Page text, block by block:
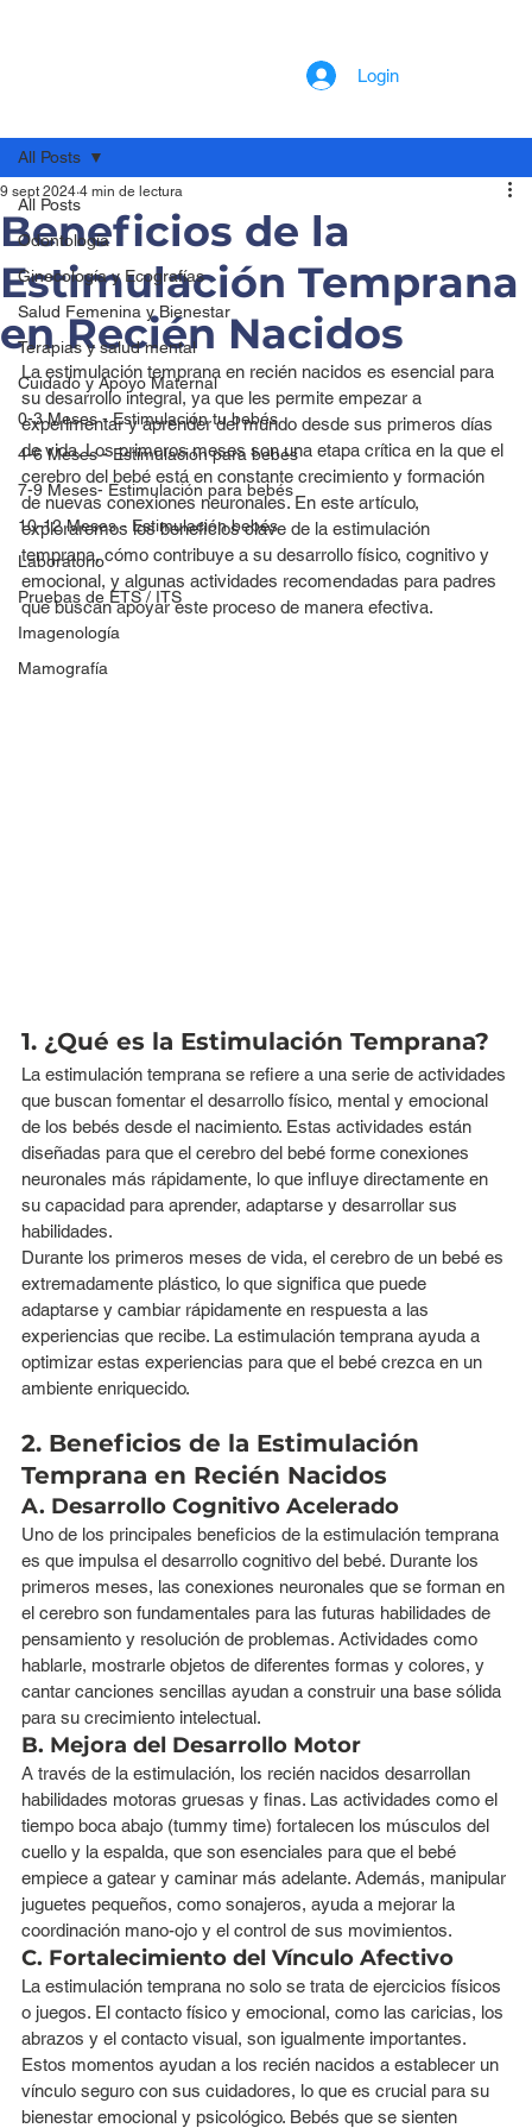
Login
All Posts
Odontología
Ginecología y Ecografías
Salud Femenina y Bienestar
Terapias y salud mental
Cuidado y Apoyo Maternal
0-3 Meses - Estimulación tu bebés
4-6 Meses - Estimulación para bebés
7-9 Meses- Estimulación para bebés
10-12 Meses - Estimulación bebés
Laboratorio
Pruebas de ETS / ITS
Imagenología
Mamografía
All Posts
Beneficios de la
Estimulación Temprana
en Recién Nacidos
9 sept 2024 4 min de lectura
La estimulación temprana en recién nacidos es esencial para
su desarrollo integral, ya que les permite empezar a
experimentar y aprender del mundo desde sus primeros días
de vida. Los primeros meses son una etapa crítica en la que el
cerebro del bebé está en constante crecimiento y formación
de nuevas conexiones neuronales. En este artículo,
exploraremos los beneficios clave de la estimulación
temprana, cómo contribuye a su desarrollo físico, cognitivo y
emocional, y algunas actividades recomendadas para padres
que buscan apoyar este proceso de manera efectiva.
1. ¿Qué es la Estimulación Temprana?
La estimulación temprana se refiere a una serie de actividades
que buscan fomentar el desarrollo físico, mental y emocional
de los bebés desde el nacimiento. Estas actividades están
diseñadas para que el cerebro del bebé forme conexiones
neuronales más rápidamente, lo que influye directamente en
su capacidad para aprender, adaptarse y desarrollar sus
habilidades.
Durante los primeros meses de vida, el cerebro de un bebé es
extremadamente plástico, lo que significa que puede
adaptarse y cambiar rápidamente en respuesta a las
experiencias que recibe. La estimulación temprana ayuda a
optimizar estas experiencias para que el bebé crezca en un
ambiente enriquecido.
2. Beneficios de la Estimulación
Temprana en Recién Nacidos
A. Desarrollo Cognitivo Acelerado
Uno de los principales beneficios de la estimulación temprana
es que impulsa el desarrollo cognitivo del bebé. Durante los
primeros meses, las conexiones neuronales que se forman en
el cerebro son fundamentales para las futuras habilidades de
pensamiento y resolución de problemas. Actividades como
hablarle, mostrarle objetos de diferentes formas y colores, y
cantar canciones sencillas ayudan a construir una base sólida
para su crecimiento intelectual.
B. Mejora del Desarrollo Motor
A través de la estimulación, los recién nacidos desarrollan
habilidades motoras gruesas y finas. Las actividades como el
tiempo boca abajo (tummy time) fortalecen los músculos del
cuello y la espalda, que son esenciales para que el bebé
empiece a gatear y caminar más adelante. Además, manipular
juguetes pequeños, como sonajeros, ayuda a mejorar la
coordinación mano-ojo y el control de sus movimientos.
C. Fortalecimiento del Vínculo Afectivo
La estimulación temprana no solo se trata de ejercicios físicos
o juegos. El contacto físico y emocional, como las caricias, los
abrazos y el contacto visual, son igualmente importantes.
Estos momentos ayudan a los recién nacidos a establecer un
vínculo seguro con sus cuidadores, lo que es crucial para su
bienestar emocional y psicológico. Bebés que se sienten